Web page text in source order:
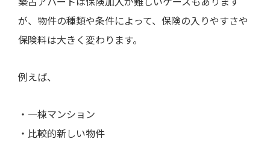
が、物件の種類や条件によって、保険の入りやすさや
保険料は大きく変わります。
例えば、
・一棟マンション
・比較的新しい物件